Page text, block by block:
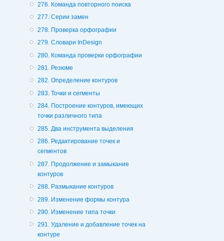
276. Команда повторного поиска
277. Серии замен
278. Проверка орфографии
279. Словари InDesign
280. Команда проверки орфографии
281. Резюме
282. Определение контуров
283. Точки и сегменты
284. Построение контуров, имеющих
точки различного типа
285. Два инструмента выделения
286. Редактирование точек и
сегментов
287. Продолжение и замыкание
контуров
288. Размыкание контуров
289. Изменение формы контура
290. Изменение типа точки
291. Удаление и добавление точек на
контуре